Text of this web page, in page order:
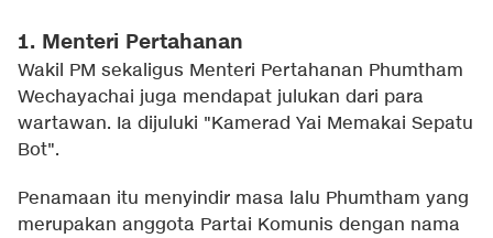
1. Menteri Pertahanan
Wakil PM sekaligus Menteri Pertahanan Phumtham
Wechayachai juga mendapat julukan dari para
wartawan. Ia dijuluki "Kamerad Yai Memakai Sepatu
Bot".
Penamaan itu menyindir masa lalu Phumtham yang
merupakan anggota Partai Komunis dengan nama